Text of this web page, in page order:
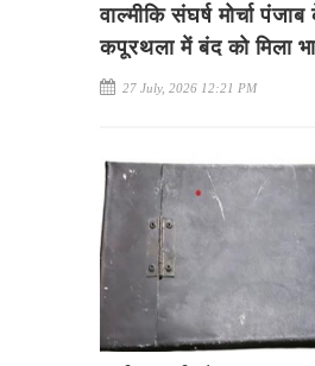
वाल्मीकि संघर्ष मोर्चा
कपूरथला में बंद को मिला
27 July, 2026 12:21 PM